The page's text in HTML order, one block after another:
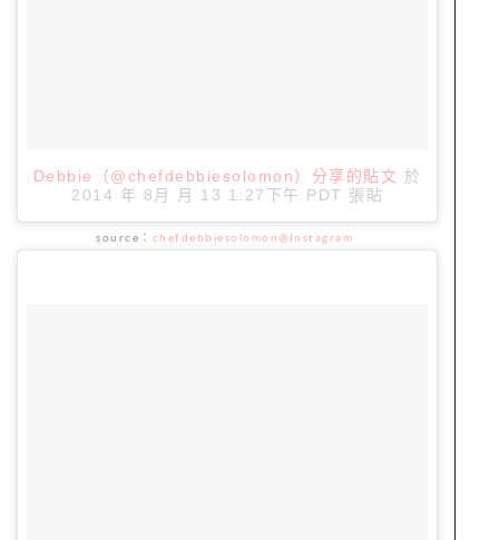
Debbie（@chefdebbiesolomon）分享的貼文 於
2014 年 8月 月 13 1:27下午 PDT 張貼
source： chefdebbiesolomon@Instagram